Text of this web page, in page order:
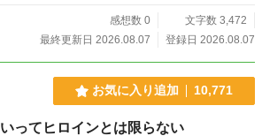
感想数 0
文字数 3,472
最終更新日 2026.08.07
登録日 2026.08.07
お気に入り追加 10,771
ってヒロインとは限らない